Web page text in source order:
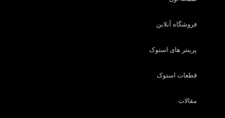
فروشگاه آنلاین
پرینتر های استوک
قطعات استوک
مقالات